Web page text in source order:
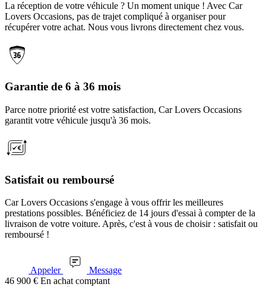
La réception de votre véhicule ? Un moment unique ! Avec Car
Lovers Occasions, pas de trajet compliqué à organiser pour
récupérer votre achat. Nous vous livrons directement chez vous.
Garantie de 6 à 36 mois
Parce notre priorité est votre satisfaction, Car Lovers Occasions
garantit votre véhicule jusqu'à 36 mois.
Satisfait ou remboursé
Car Lovers Occasions s'engage à vous offrir les meilleures
prestations possibles. Bénéficiez de 14 jours d'essai à compter de la
livraison de votre voiture. Après, c'est à vous de choisir : satisfait ou
remboursé !
Appeler
Message
46 900 € En achat comptant